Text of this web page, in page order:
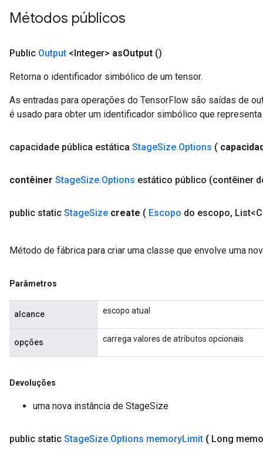
Métodos públicos
Public Output <Integer> asOutput ()
Retorna o identificador simbólico de um tensor.
As entradas para operações do TensorFlow são saídas de
é usado para obter um identificador simbólico que
capacidade pública estática StageSize.Options (
contêiner StageSize.Options estático público (contêiner
public static StageSize create ( Escopo do escopo,
Método de fábrica para criar uma classe que envolve uma
Parâmetros
alcance escopo atual
opções carrega valores de atributos opcionais
Devoluções
uma nova instância de StageSize
public static StageSize.Options memoryLimit ( Long